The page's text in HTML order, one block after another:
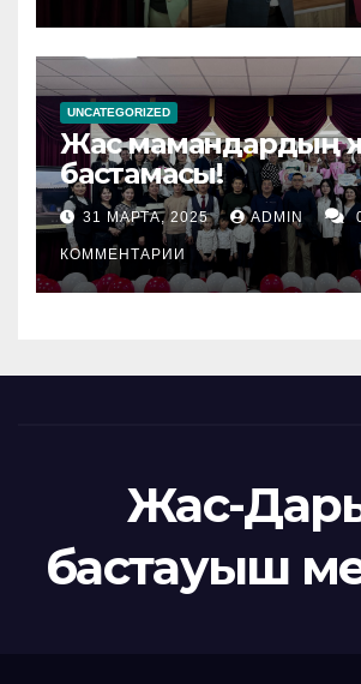
UNCATEGORIZED
Жас мамандардың
бастамасы!
31 МАРТА, 2025 ADMIN
КОММЕНТАРИИ
Жас-
бастауыш